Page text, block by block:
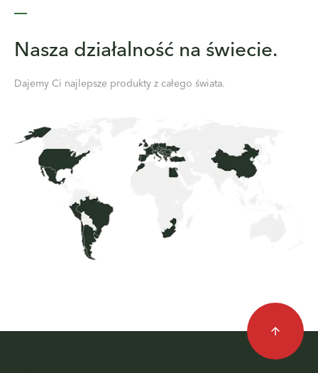
Nasza działalność na świecie.
Dajemy Ci najlepsze produkty z całego świata.
arrow_upward